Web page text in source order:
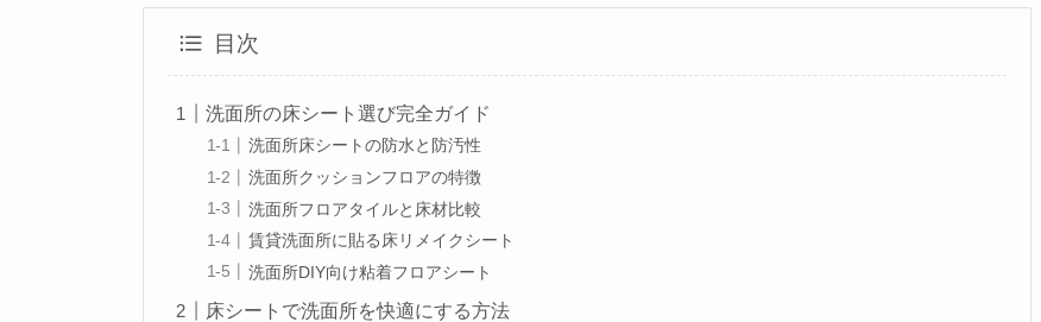
目次
洗面所の床シート選び完全ガイド
洗面所床シートの防水と防汚性
洗面所クッションフロアの特徴
洗面所フロアタイルと床材比較
賃貸洗面所に貼る床リメイクシート
洗面所DIY向け粘着フロアシート
床シートで洗面所を快適にする方法